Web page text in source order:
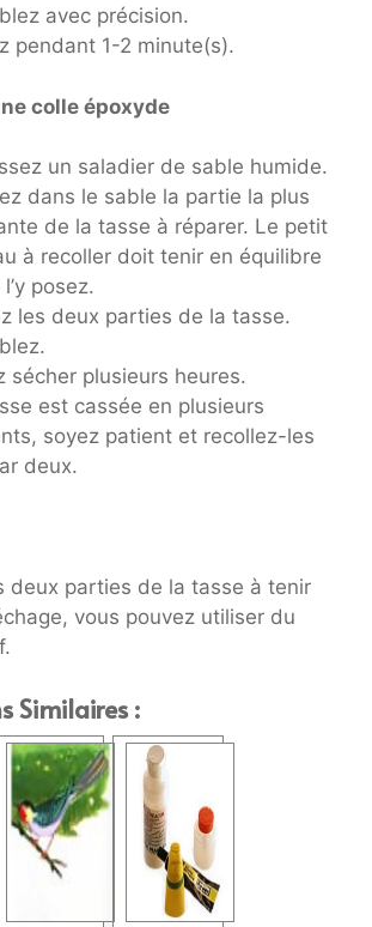
avec précision.
pendant 1-2 minute(s).
colle époxyde
un saladier de sable humide.
dans le sable la partie la plus
de la tasse à réparer. Le petit
à recoller doit tenir en équilibre
posez.
les deux parties de la tasse.
sécher plusieurs heures.
est cassée en plusieurs
soyez patient et recollez-les
deux.
deux parties de la tasse à tenir
vous pouvez utiliser du
Similaires :